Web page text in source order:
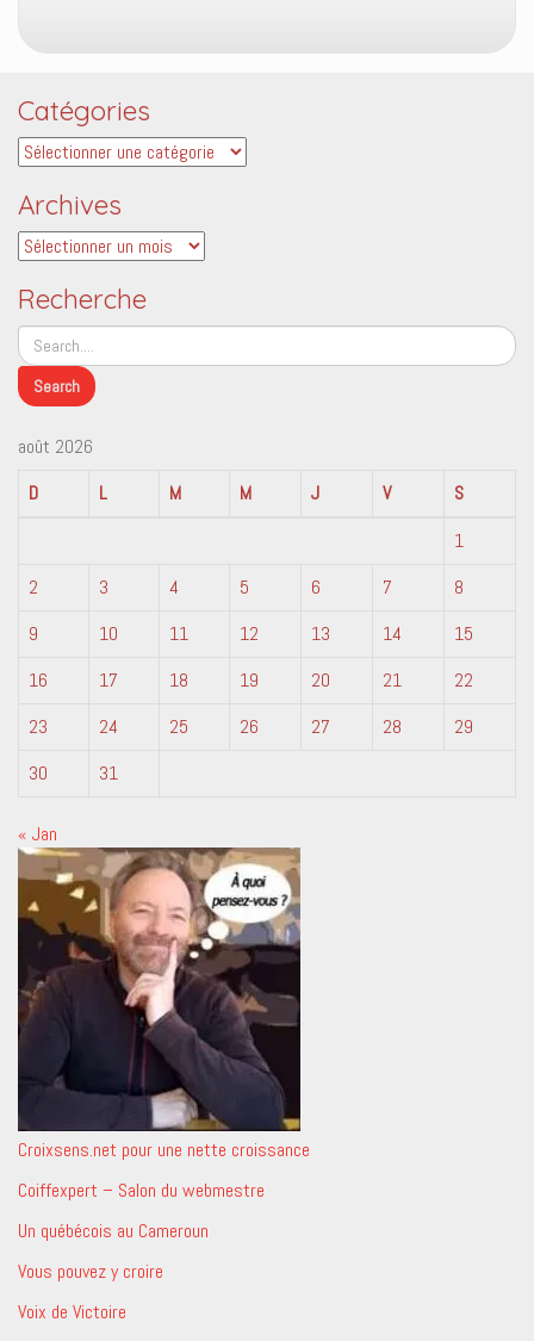
Catégories
Catégories
Archives
Archives
Recherche
août 2026
D
L M M J V
S
1
2
3 4 5 6 7
8
9
10 11 12 13 14
15
16
17 18 19 20 21
22
23
24 25 26 27 28
29
30
31
« Jan
Croixsens.net pour une nette croissance
Coiffexpert – Salon du webmestre
Un québécois au Cameroun
Vous pouvez y croire
Voix de Victoire